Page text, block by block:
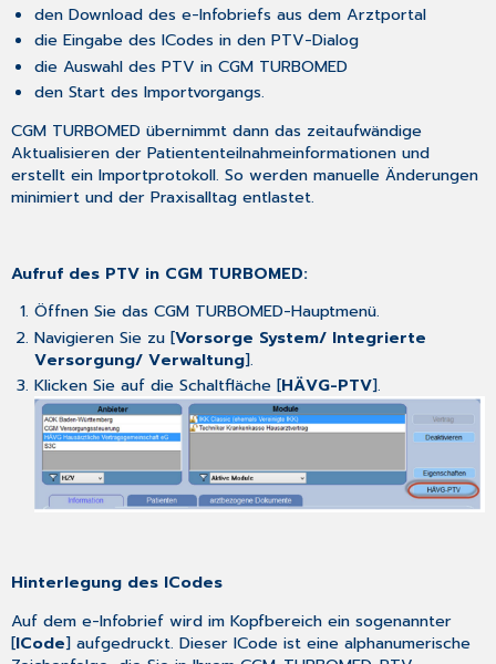
den Download des e-Infobriefs aus dem Arztportal
die Eingabe des ICodes in den PTV-Dialog
die Auswahl des PTV in CGM TURBOMED
den Start des Importvorgangs.
CGM TURBOMED übernimmt dann das zeitaufwändige
Aktualisieren der Patiententeilnahmeinformationen und
erstellt ein Importprotokoll. So werden manuelle Änderungen
minimiert und der Praxisalltag entlastet.
Aufruf des PTV in CGM TURBOMED:
Öffnen Sie das CGM TURBOMED-Hauptmenü.
Navigieren Sie zu [Vorsorge System/ Integrierte
Versorgung/ Verwaltung].
Klicken Sie auf die Schaltfläche [HÄVG-PTV].
Hinterlegung des ICodes
Auf dem e-Infobrief wird im Kopfbereich ein sogenannter
[ICode] aufgedruckt. Dieser ICode ist eine alphanumerische